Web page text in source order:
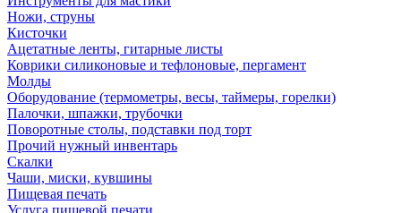
Ножи, струны
Кисточки
Ацетатные ленты, гитарные листы
Коврики силиконовые и тефлоновые, пергамент
Молды
Оборудование (термометры, весы, таймеры, горелки)
Палочки, шпажки, трубочки
Поворотные столы, подставки под торт
Прочий нужный инвентарь
Скалки
Чаши, миски, кувшины
Пищевая печать
Услуга пищевой печати